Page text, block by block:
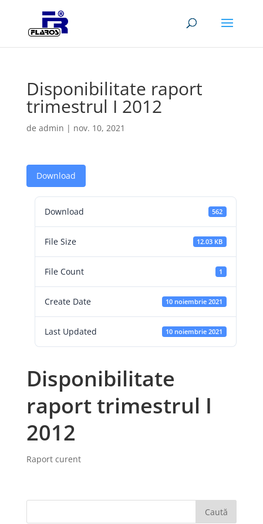
Disponibilitate raport
trimestrul I 2012
de admin | nov. 10, 2021
Download
Download 562
File Size 12.03 KB
File Count 1
Create Date 10 noiembrie 2021
Last Updated 10 noiembrie 2021
Disponibilitate
raport trimestrul I
2012
Raport curent
Caută